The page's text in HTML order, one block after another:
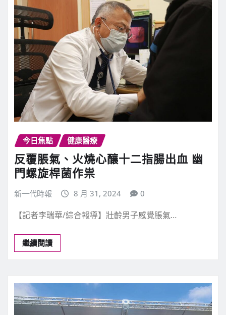
今日焦點 健康醫療
反覆脹氣、火燒心釀十二指腸出血 幽
門螺旋桿菌作祟
新一代時報 8 月 31, 2024 0
【記者李瑞華/綜合報導】壯齡男子感覺脹氣…
繼續閱讀